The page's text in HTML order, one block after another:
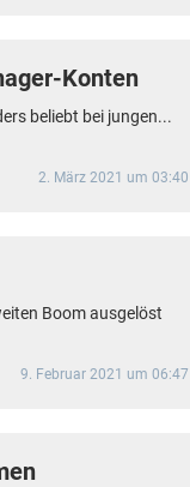
Konten
beliebt bei jungen...
2. März 2021 um 03:40
Boom ausgelöst
9. Februar 2021 um 06:47